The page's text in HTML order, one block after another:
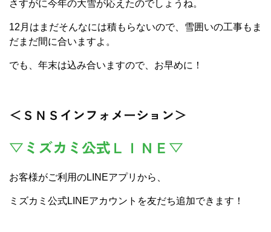
さすがに今年の大雪が応えたのでしょうね。
12月はまだそんなには積もらないので、雪囲いの工事もま
だまだ間に合いますよ。
でも、年末は込み合いますので、お早めに！
＜ＳＮＳインフォメーション＞
▽ミズカミ公式ＬＩＮＥ▽
お客様がご利用のLINEアプリから、
ミズカミ公式LINEアカウントを友だち追加できます！